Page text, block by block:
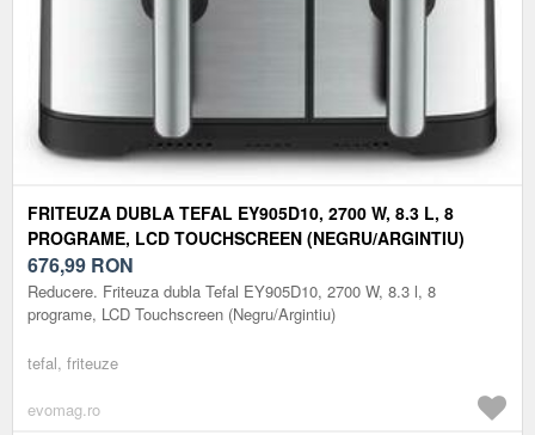
FRITEUZA DUBLA TEFAL EY905D10, 2700 W, 8.3 L, 8
PROGRAME, LCD TOUCHSCREEN (NEGRU/ARGINTIU)
676,99 RON
Reducere. Friteuza dubla Tefal EY905D10, 2700 W, 8.3 l, 8
programe, LCD Touchscreen (Negru/Argintiu)
tefal, friteuze
evomag.ro